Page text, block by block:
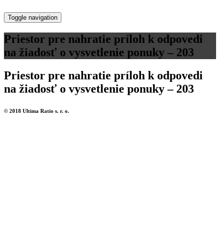
Toggle navigation
Priestor pre nahratie príloh k odpovedi
na žiadosť o vysvetlenie ponuky – 203
Priestor pre nahratie príloh k odpovedi
na žiadosť o vysvetlenie ponuky – 203
© 2018 Ultima Ratio s. r. o.